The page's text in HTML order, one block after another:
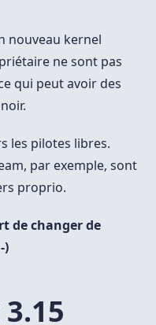
nouveau kernel
ne sont pas
qui peut avoir des
les pilotes libres.
par exemple, sont
proprio.
de changer de
)